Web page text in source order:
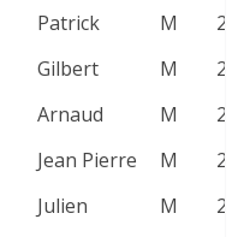
Patrick M
Gilbert M
Arnaud M
Jean Pierre M
Julien M